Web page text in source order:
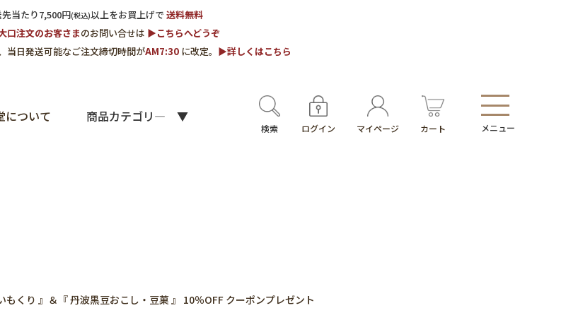
先当たり7,500円(税込)以上をお買上げで 送料無料
口注文のお客さまのお問い合せは ▶︎こちらへどうぞ
当日発送可能なご注文締切時間がAM7:30 に改定。 ▶︎詳しくはこちら
について 商品カテゴリ―
検索 ログイン マイページ カート メニュー
くり 』＆『 丹波黒豆おこし・豆菓 』 10％OFF クーポンプレゼント